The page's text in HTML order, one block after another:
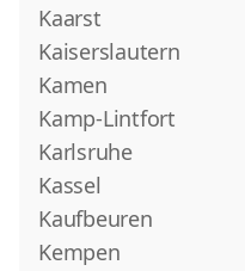
Kaarst
Kaiserslautern
Kamen
Kamp-Lintfort
Karlsruhe
Kassel
Kaufbeuren
Kempen